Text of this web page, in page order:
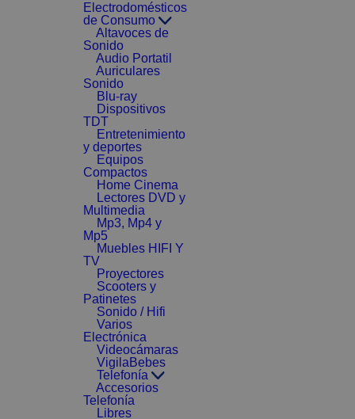
Electrodomésticos
de Consumo
Altavoces de
Sonido
Audio Portatil
Auriculares
Sonido
Blu-ray
Dispositivos
TDT
Entretenimiento
y deportes
Equipos
Compactos
Home Cinema
Lectores DVD y
Multimedia
Mp3, Mp4 y
Mp5
Muebles HIFI Y
TV
Proyectores
Scooters y
Patinetes
Sonido / Hifi
Varios
Electrónica
Videocámaras
VigilaBebes
Telefonía
Accesorios
Telefonía
Libres